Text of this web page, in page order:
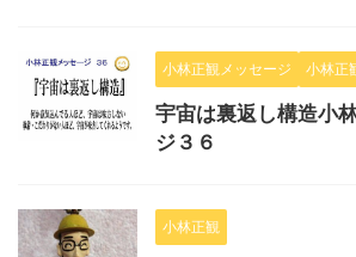
小林正観メッセージ 小林正
宇宙は裏返し構造小
ジ３６
小林正観